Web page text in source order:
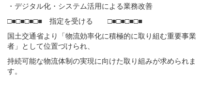
・デジタル化・システム活用による業務改善
□■□■□■□■ 指定を受ける □■□■□■□■
国土交通省より「物流効率化に積極的に取り組む重要事業
者」として位置づけられ、
持続可能な物流体制の実現に向けた取り組みが求められま
す。